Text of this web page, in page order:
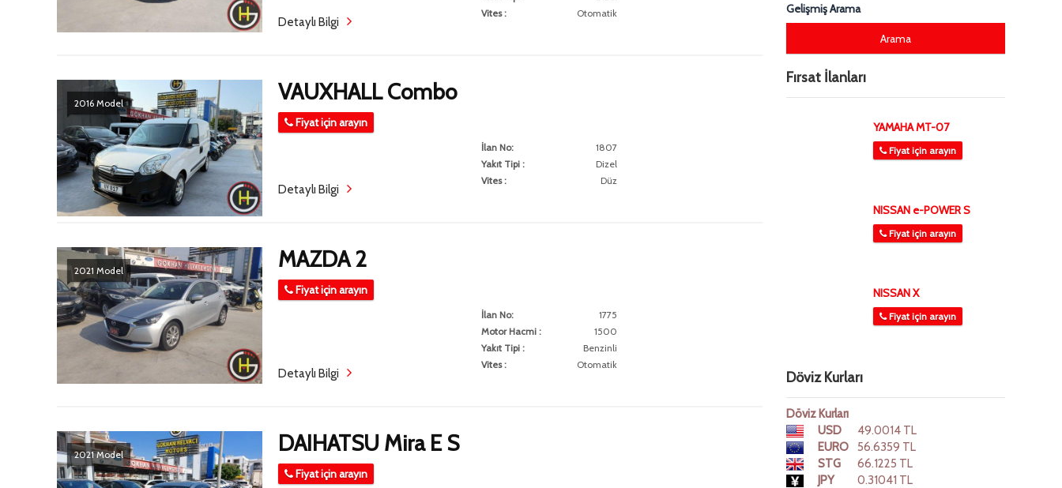
Vites :
Otomatik
Detaylı Bilgi
2016 Model VAUXHALL Combo
Fiyat için arayın
İlan No:
1807
Yakıt Tipi :
Dizel
Vites :
Düz
Detaylı Bilgi
2021 Model MAZDA 2
Fiyat için arayın
İlan No:
1775
Motor Hacmi :
1500
Yakıt Tipi :
Benzinli
Vites :
Otomatik
Detaylı Bilgi
2021 Model DAIHATSU Mira E S
Fiyat için arayın
Gelişmiş Arama
Fırsat İlanları
YAMAHA MT-07
Fiyat için arayın
NISSAN e-POWER S
Fiyat için arayın
NISSAN X
Fiyat için arayın
Döviz Kurları
Döviz Kurları
USD
49.0014 TL
EURO
56.6359 TL
STG
66.1225 TL
JPY
0.31041 TL